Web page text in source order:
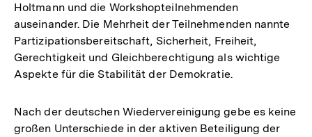
Holtmann und die Workshopteilnehmenden
auseinander. Die Mehrheit der Teilnehmenden nannte
Partizipationsbereitschaft, Sicherheit, Freiheit,
Gerechtigkeit und Gleichberechtigung als wichtige
Aspekte für die Stabilität der Demokratie.
Nach der deutschen Wiedervereinigung gebe es keine
großen Unterschiede in der aktiven Beteiligung der